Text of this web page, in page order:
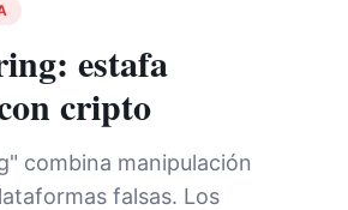
estafa
cripto
combina manipulación
falsas. Los